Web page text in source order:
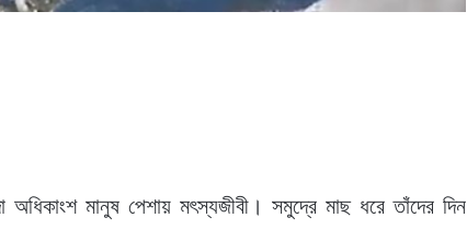
অধিকাংশ মানুষ পেশায় মৎস্যজীবী। সমুদ্রে মাছ ধরে তাঁদের দিন